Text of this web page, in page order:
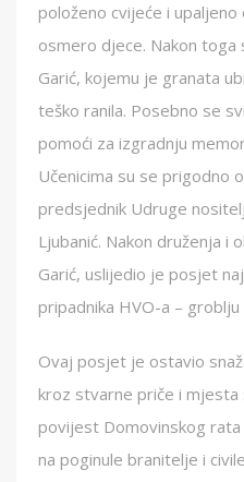
položeno cvijeće i
osmero djece. Nakon toga
Garić, kojemu je granata
teško ranila. Posebno se
pomoći za izgradnju
Učenicima su se prigodno
predsjednik Udruge
Ljubanić. Nakon druženja i
Garić, uslijedio je posjet
pripadnika HVO-a – groblju
Ovaj posjet je ostavio
kroz stvarne priče i
povijest Domovinskog
na poginule branitelje i